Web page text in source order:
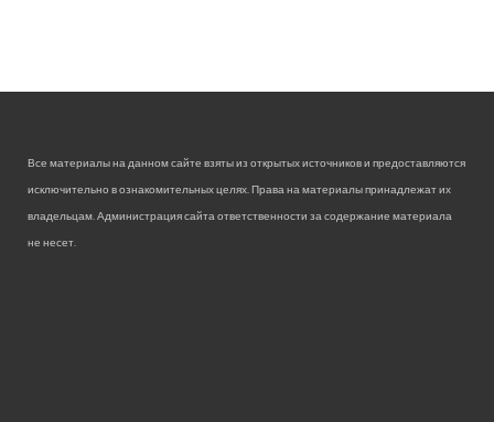
Все материалы на данном сайте взяты из открытых источников и предоставляются
исключительно в ознакомительных целях. Права на материалы принадлежат их
владельцам. Администрация сайта ответственности за содержание материала
не несет.